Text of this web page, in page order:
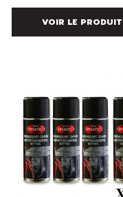
VOIR LE PRODUIT